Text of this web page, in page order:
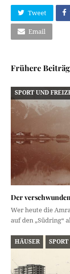
Tweet
Email
Frühere
SPORT UND
Der
Wer heute die
auf den „Südring“
HÄUSER